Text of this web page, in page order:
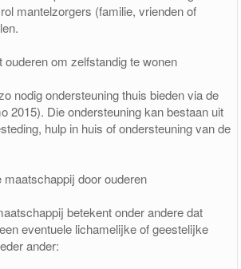
mantelzorgers (familie, vrienden of
ouderen om zelfstandig te wonen
nodig ondersteuning thuis bieden via de
2015). Die ondersteuning kan bestaan uit
hulp in huis of ondersteuning van de
maatschappij door ouderen
betekent onder andere dat
eventuele lichamelijke of geestelijke
ander: